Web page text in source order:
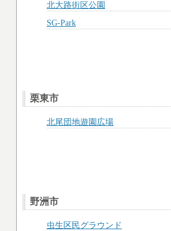
北大路街区公園
SG-Park
栗東市
北尾団地遊園広場
野洲市
虫生区民グラウンド